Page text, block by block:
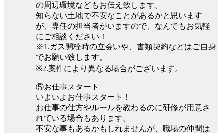
の周辺環境などもお伝え致します。
知らない土地で不安なことがあるかと思います
が、専任の担当者がいますので、なんでもお気軽
にご相談ください！
※1.ガス開栓時の立会いや、書類契約などはご自身
でお願い致します。
※2.案件により異なる場合がございます。
⑤お仕事スタート
いよいよお仕事スタート！
お仕事の仕方やルールを教わるのに研修が用意さ
れている場合もあります。
不安な事もあるかもしれませんが、職場の仲間は